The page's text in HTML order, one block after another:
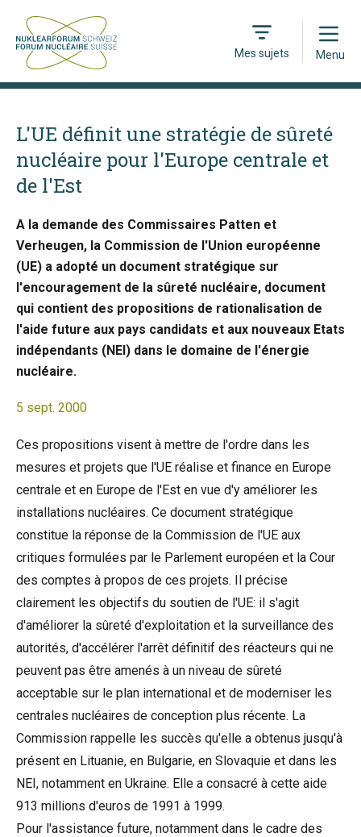
Mes sujets
Open
Menu
L'UE définit une stratégie de sûreté
nucléaire pour l'Europe centrale et
de l'Est
A la demande des Commissaires Patten et
Verheugen, la Commission de l'Union européenne
(UE) a adopté un document stratégique sur
l'encouragement de la sûreté nucléaire, document
qui contient des propositions de rationalisation de
l'aide future aux pays candidats et aux nouveaux Etats
indépendants (NEI) dans le domaine de l'énergie
nucléaire.
5 sept. 2000
Ces propositions visent à mettre de l'ordre dans les
mesures et projets que l'UE réalise et finance en Europe
centrale et en Europe de l'Est en vue d'y améliorer les
installations nucléaires. Ce document stratégique
constitue la réponse de la Commission de l'UE aux
critiques formulées par le Parlement européen et la Cour
des comptes à propos de ces projets. Il précise
clairement les objectifs du soutien de l'UE: il s'agit
d'améliorer la sûreté d'exploitation et la surveillance des
autorités, d'accélérer l'arrêt définitif des réacteurs qui ne
peuvent pas être amenés à un niveau de sûreté
acceptable sur le plan international et de moderniser les
centrales nucléaires de conception plus récente. La
Commission rappelle les succès qu'elle a obtenus jusqu'à
présent en Lituanie, en Bulgarie, en Slovaquie et dans les
NEI, notamment en Ukraine. Elle a consacré à cette aide
913 millions d'euros de 1991 à 1999.
Pour l'assistance future, notamment dans le cadre des